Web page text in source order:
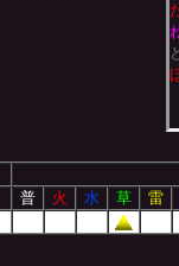
普 火 水 草
雷